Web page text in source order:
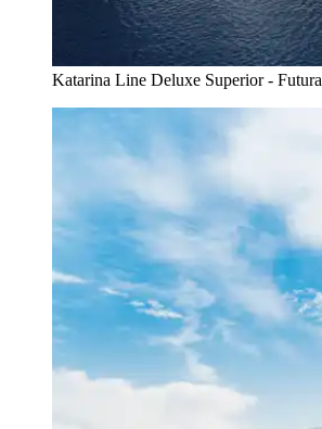
Katarina Line Deluxe Superior - Futura